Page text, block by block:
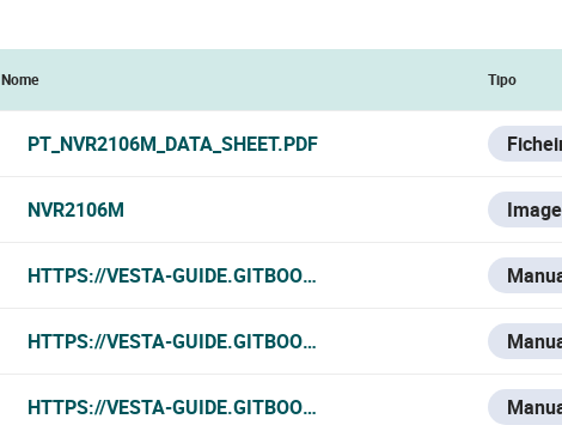
Nome Tipo
PT_NVR2106M_DATA_SHEET.PDF
NVR2106M
HTTPS://VESTA-GUIDE.GITBOOK.IO/VESTA-KNOWLEDGE-
HTTPS://VESTA-GUIDE.GITBOOK.IO/VESTA-KNOWLEDGE-
HTTPS://VESTA-GUIDE.GITBOOK.IO/VESTA-KNOWLEDGE-